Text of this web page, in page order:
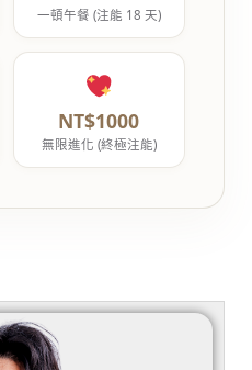
一頓午餐 (注能 18 天)
NT$1000
無限進化 (終極注能)